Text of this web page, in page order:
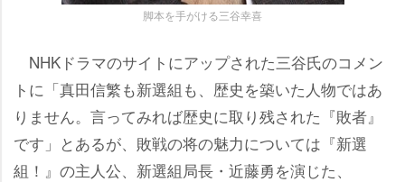
脚本を手がける三谷幸喜
NHKドラマのサイトにアップされた三谷氏のコメン
トに「真田信繁も新選組も、歴史を築いた人物ではあ
りません。言ってみれば歴史に取り残された『敗者』
です」とあるが、敗戦の将の魅力については『新選
組！』の主人公、新選組局長・近藤勇を演じた、